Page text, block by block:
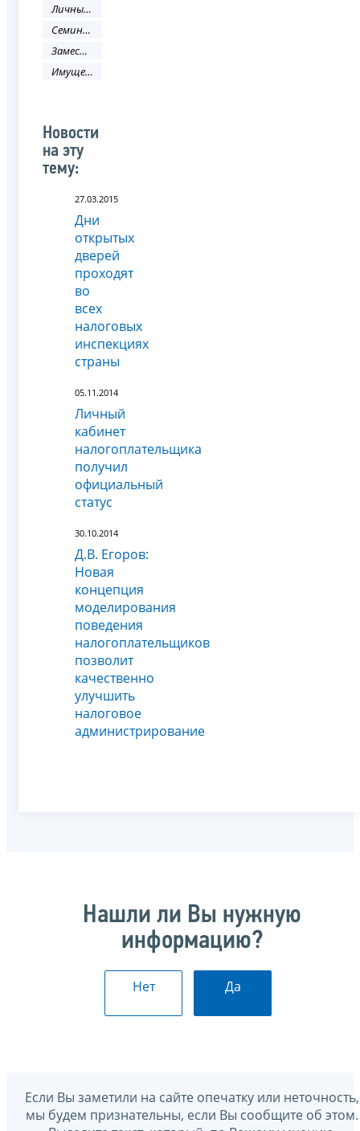
Личный кабинет
Семинар
Заместитель руководителя ФНС России
Имущественные налоги
Новости
на эту
тему:
27.03.2015
Дни
открытых
дверей
проходят
во
всех
налоговых
инспекциях
страны
05.11.2014
Личный
кабинет
налогоплательщика
получил
официальный
статус
30.10.2014
Д.В. Егоров:
Новая
концепция
моделирования
поведения
налогоплательщиков
позволит
качественно
улучшить
налоговое
администрирование
Нашли ли Вы нужную
информацию?
Нет Да
Если Вы заметили на сайте опечатку или неточность,
мы будем признательны, если Вы сообщите об этом.